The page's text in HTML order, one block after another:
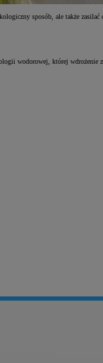
sposób, ale także
wodorowej, której wdrożenie